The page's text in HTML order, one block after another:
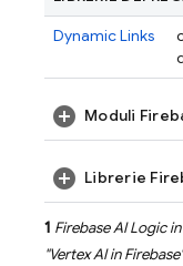
Dynamic Links
Moduli
Librerie
1 Firebase AI Logicin
"Vertex AI in Firebase